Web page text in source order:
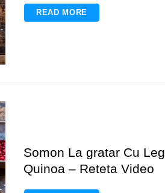
READ MORE
Somon La gratar Cu
Quinoa – Reteta Video